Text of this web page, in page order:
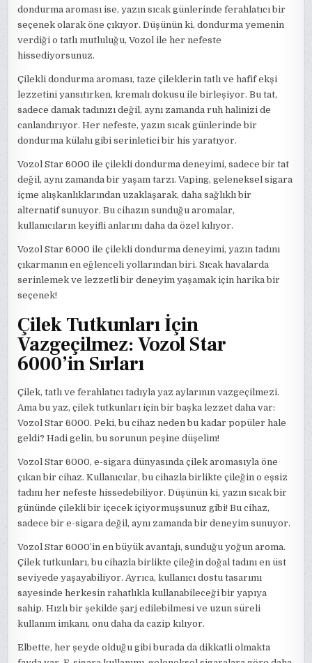
dondurma aroması ise, yazın sıcak günlerinde ferahlatıcı bir
seçenek olarak öne çıkıyor. Düşünün ki, dondurma yemenin
verdiği o tatlı mutluluğu, Vozol ile her nefeste
hissediyorsunuz.
Çilekli dondurma aroması, taze çileklerin tatlı ve hafif ekşi
lezzetini yansıtırken, kremalı dokusu ile birleşiyor. Bu tat,
sadece damak tadınızı değil, aynı zamanda ruh halinizi de
canlandırıyor. Her nefeste, yazın sıcak günlerinde bir
dondurma külahı gibi serinletici bir his yaratıyor.
Vozol Star 6000 ile çilekli dondurma deneyimi, sadece bir tat
değil, aynı zamanda bir yaşam tarzı. Vaping, geleneksel sigara
içme alışkanlıklarından uzaklaşarak, daha sağlıklı bir
alternatif sunuyor. Bu cihazın sunduğu aromalar,
kullanıcıların keyifli anlarını daha da özel kılıyor.
Vozol Star 6000 ile çilekli dondurma deneyimi, yazın tadını
çıkarmanın en eğlenceli yollarından biri. Sıcak havalarda
serinlemek ve lezzetli bir deneyim yaşamak için harika bir
seçenek!
Çilek Tutkunları İçin
Vazgeçilmez: Vozol Star
6000’in Sırları
Çilek, tatlı ve ferahlatıcı tadıyla yaz aylarının vazgeçilmezi.
Ama bu yaz, çilek tutkunları için bir başka lezzet daha var:
Vozol Star 6000. Peki, bu cihaz neden bu kadar popüler hale
geldi? Hadi gelin, bu sorunun peşine düşelim!
Vozol Star 6000, e-sigara dünyasında çilek aromasıyla öne
çıkan bir cihaz. Kullanıcılar, bu cihazla birlikte çileğin o eşsiz
tadını her nefeste hissedebiliyor. Düşünün ki, yazın sıcak bir
gününde çilekli bir içecek içiyormuşsunuz gibi! Bu cihaz,
sadece bir e-sigara değil, aynı zamanda bir deneyim sunuyor.
Vozol Star 6000’in en büyük avantajı, sunduğu yoğun aroma.
Çilek tutkunları, bu cihazla birlikte çileğin doğal tadını en üst
seviyede yaşayabiliyor. Ayrıca, kullanıcı dostu tasarımı
sayesinde herkesin rahatlıkla kullanabileceği bir yapıya
sahip. Hızlı bir şekilde şarj edilebilmesi ve uzun süreli
kullanım imkanı, onu daha da cazip kılıyor.
Elbette, her şeyde olduğu gibi burada da dikkatli olmakta